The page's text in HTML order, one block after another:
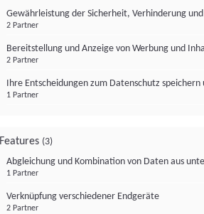
Gewährleistung der Sicherheit, Verhinderung
2 Partner
Bereitstellung und Anzeige von Werbung und
2 Partner
Ihre Entscheidungen zum Datenschutz
1 Partner
Features (3)
Abgleichung und Kombination von Daten aus
1 Partner
Verknüpfung verschiedener Endgeräte
2 Partner